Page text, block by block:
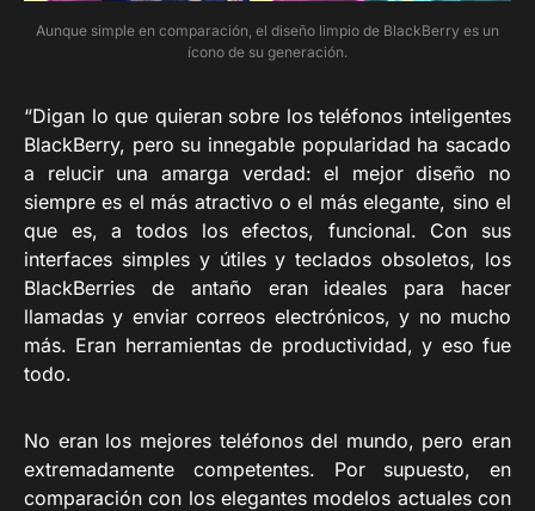
Aunque simple en comparación, el diseño limpio de BlackBerry es un
ícono de su generación.
“Digan lo que quieran sobre los teléfonos inteligentes
BlackBerry, pero su innegable popularidad ha sacado
a relucir una amarga verdad: el mejor diseño no
siempre es el más atractivo o el más elegante, sino el
que es, a todos los efectos, funcional. Con sus
interfaces simples y útiles y teclados obsoletos, los
BlackBerries de antaño eran ideales para hacer
llamadas y enviar correos electrónicos, y no mucho
más. Eran herramientas de productividad, y eso fue
todo.
No eran los mejores teléfonos del mundo, pero eran
extremadamente competentes. Por supuesto, en
comparación con los elegantes modelos actuales con